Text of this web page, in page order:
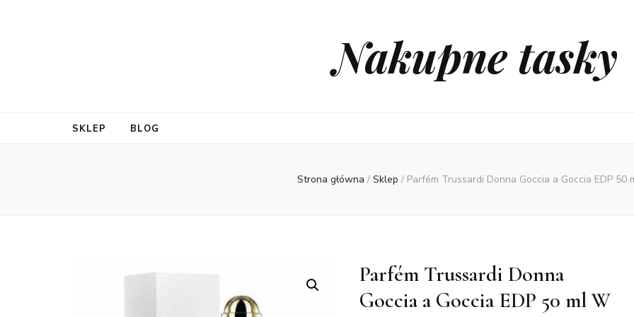
Nakupne tasky
SKLEP BLOG
Strona główna / Sklep / Parfém Trussardi Donna Goccia a Goccia EDP 50
Parfém Trussardi Donna
Goccia a Goccia EDP 50 ml W